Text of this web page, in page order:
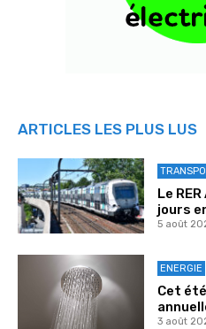
ARTICLES LES PLUS LUS
Le
jours
5 août
ENERGIE
Cet
3 août